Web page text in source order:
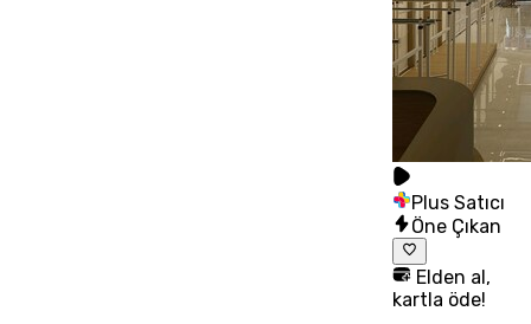
Plus Satıcı
Öne Çıkan
Elden al,
kartla öde!